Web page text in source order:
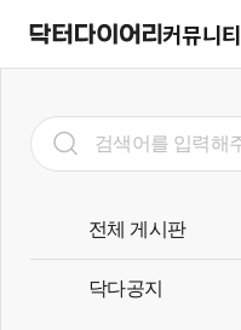
커뮤니티
전체 게시판
닥다공지